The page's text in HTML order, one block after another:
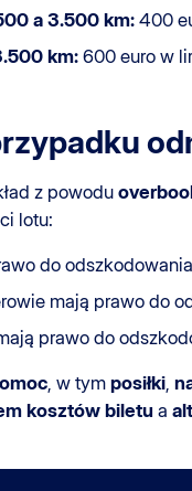
a 3.500 km: 400
km: 600 euro w
z powodu
lotu:
do
mają prawo do
prawo do
, w tym posiłki
kosztów biletu a